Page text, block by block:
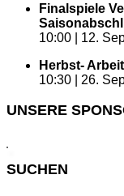
Finalspiele
10:00 | 12.
Herbst-
10:30 | 26.
UNSERE
SUCHEN